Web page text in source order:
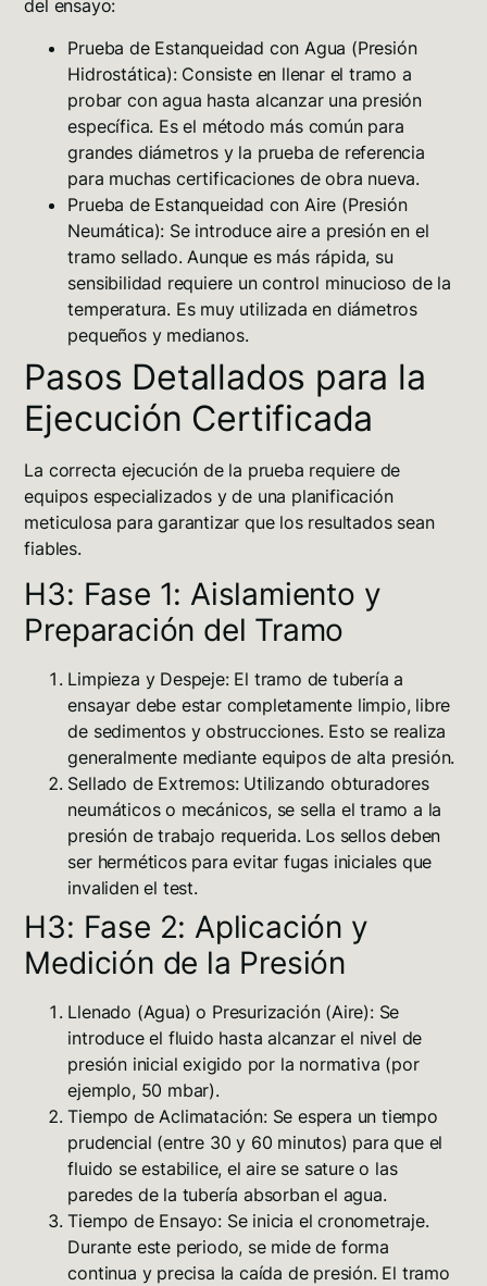
del ensayo:
Prueba de Estanqueidad con Agua (Presión
Hidrostática):Consiste en llenar el tramo a
probar con agua hasta alcanzar una presión
específica. Es el método más común para
grandes diámetros y la prueba de referencia
para muchas certificaciones de obra nueva.
Prueba de Estanqueidad con Aire (Presión
Neumática): Se introduce aire a presión en el
tramo sellado. Aunque es más rápida, su
sensibilidad requiere un control minucioso de la
temperatura. Es muy utilizada en diámetros
pequeños y medianos.
Pasos Detallados para la
Ejecución Certificada
La correcta ejecución de la prueba requiere de
equipos especializados y de una planificación
meticulosa para garantizar que los resultados sean
fiables.
H3: Fase 1: Aislamiento y
Preparación del Tramo
Limpieza y Despeje:El tramo de tubería a
ensayar debe estar completamente limpio, libre
de sedimentos y obstrucciones. Esto se realiza
generalmente mediante equipos de alta presión.
Sellado de Extremos:Utilizando obturadores
neumáticos o mecánicos, se sella el tramo a la
presión de trabajo requerida. Los sellos deben
ser herméticos para evitar fugas iniciales que
invaliden el test.
H3: Fase 2: Aplicación y
Medición de la Presión
Llenado (Agua) o Presurización (Aire):Se
introduce el fluido hasta alcanzar el nivel de
presión inicial exigido por la normativa (por
ejemplo, 50 mbar).
Tiempo de Aclimatación:Se espera un tiempo
prudencial (entre 30 y 60 minutos) para que el
fluido se estabilice, el aire se sature o las
paredes de la tubería absorban el agua.
Tiempo de Ensayo: Se inicia el cronometraje.
Durante este periodo, se mide de forma
continua y precisa la caída de presión. El tramo